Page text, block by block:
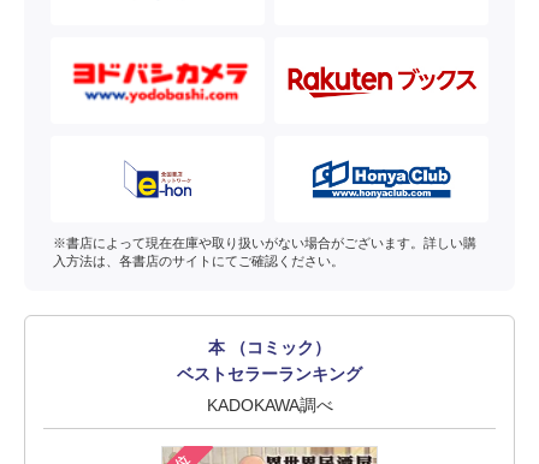
※書店によって現在在庫や取り扱いがない場合がございます。詳しい購
入方法は、各書店のサイトにてご確認ください。
本 （コミック）
ベストセラーランキング
KADOKAWA調べ